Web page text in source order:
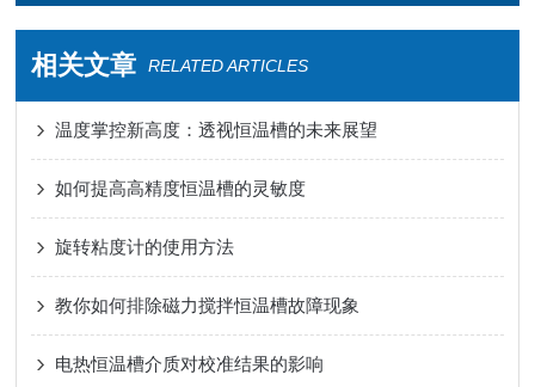
相关文章 RELATED ARTICLES
温度掌控新高度：透视恒温槽的未来展望
如何提高高精度恒温槽的灵敏度
旋转粘度计的使用方法
教你如何排除磁力搅拌恒温槽故障现象
电热恒温槽介质对校准结果的影响